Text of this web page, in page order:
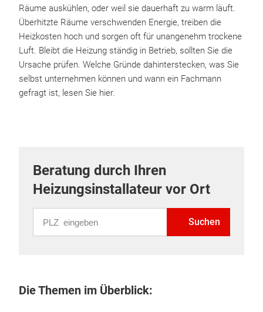
Räume auskühlen, oder weil sie dauerhaft zu warm läuft.
Überhitzte Räume verschwenden Energie, treiben die
Heizkosten hoch und sorgen oft für unangenehm trockene
Luft. Bleibt die Heizung ständig in Betrieb, sollten Sie die
Ursache prüfen. Welche Gründe dahinterstecken, was Sie
selbst unternehmen können und wann ein Fachmann
gefragt ist, lesen Sie hier.
Beratung durch Ihren
Heizungsinstallateur vor Ort
Suchen
Die Themen im Überblick: